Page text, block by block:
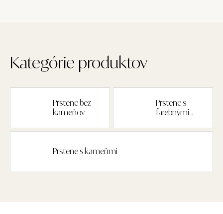
Kategórie produktov
Prstene bez
kameňov
Prstene s
farebnými
Prstene s kameňmi